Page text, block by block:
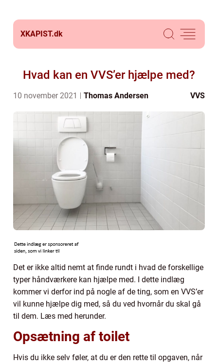
XKAPIST.dk
Hvad kan en VVS’er hjælpe med?
10 november 2021 Thomas Andersen VVS
Det er ikke altid nemt at finde rundt i hvad de forskellige
typer håndværkere kan hjælpe med. I dette indlæg
kommer vi derfor ind på nogle af de ting, som en VVS’er
vil kunne hjælpe dig med, så du ved hvornår du skal gå
til dem. Læs med herunder.
Opsætning af toilet
Hvis du ikke selv føler, at du er den rette til opgaven, når